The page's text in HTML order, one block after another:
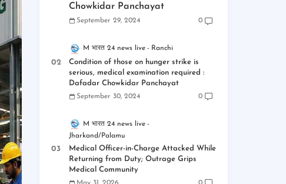
Chowkidar Panchayat
September 29, 2024 0
M भारत 24 news live Ranchi
Condition of those on hunger strike is
serious, medical examination required :
Dafadar Chowkidar Panchayat
September 30, 2024 0
M भारत 24 news live
Jharkand/Palamu
Medical Officer-in-Charge Attacked While
Returning from Duty; Outrage Grips
Medical Community